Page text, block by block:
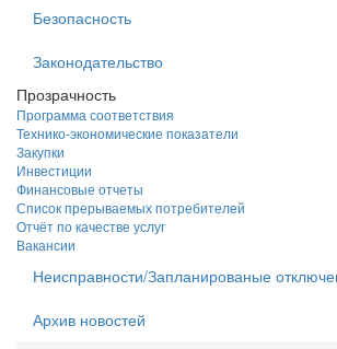
Безопасность
Законодательство
Прозрачность
Программа соответствия
Технико-экономические показатели
Закупки
Инвестиции
Финансовые отчеты
Список прерываемых потребителей
Отчёт по качестве услуг
Вакансии
Неисправности/Запланированые
Архив новостей